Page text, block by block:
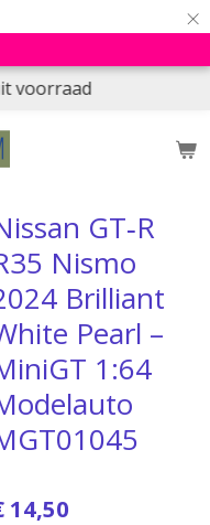
×
voorraad
GT‑R
Nismo
Brilliant
Pearl –
1:64
14,50